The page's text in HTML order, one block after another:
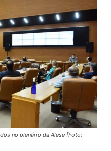
no plenário da Alese [Foto: